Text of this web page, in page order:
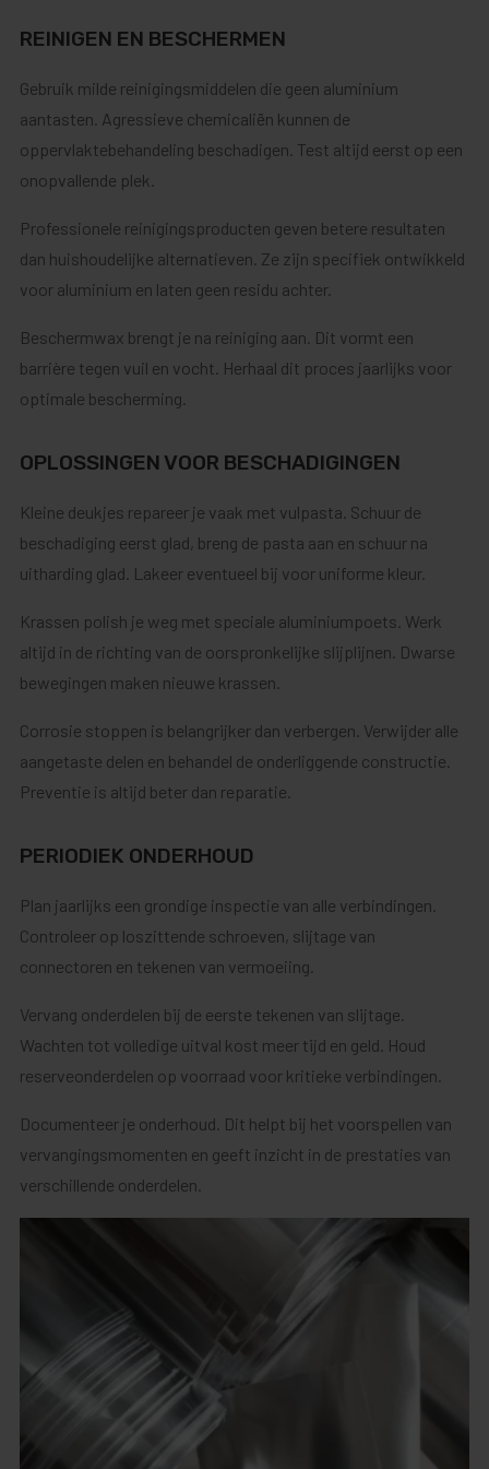
REINIGEN EN BESCHERMEN
Gebruik milde reinigingsmiddelen die geen aluminium
aantasten. Agressieve chemicaliën kunnen de
oppervlaktebehandeling beschadigen. Test altijd eerst op een
onopvallende plek.
Professionele reinigingsproducten geven betere resultaten
dan huishoudelijke alternatieven. Ze zijn specifiek ontwikkeld
voor aluminium en laten geen residu achter.
Beschermwax brengt je na reiniging aan. Dit vormt een
barrière tegen vuil en vocht. Herhaal dit proces jaarlijks voor
optimale bescherming.
OPLOSSINGEN VOOR BESCHADIGINGEN
Kleine deukjes repareer je vaak met vulpasta. Schuur de
beschadiging eerst glad, breng de pasta aan en schuur na
uitharding glad. Lakeer eventueel bij voor uniforme kleur.
Krassen polish je weg met speciale aluminiumpoets. Werk
altijd in de richting van de oorspronkelijke slijplijnen. Dwarse
bewegingen maken nieuwe krassen.
Corrosie stoppen is belangrijker dan verbergen. Verwijder alle
aangetaste delen en behandel de onderliggende constructie.
Preventie is altijd beter dan reparatie.
PERIODIEK ONDERHOUD
Plan jaarlijks een grondige inspectie van alle verbindingen.
Controleer op loszittende schroeven, slijtage van
connectoren en tekenen van vermoeiing.
Vervang onderdelen bij de eerste tekenen van slijtage.
Wachten tot volledige uitval kost meer tijd en geld. Houd
reserveonderdelen op voorraad voor kritieke verbindingen.
Documenteer je onderhoud. Dit helpt bij het voorspellen van
vervangingsmomenten en geeft inzicht in de prestaties van
verschillende onderdelen.